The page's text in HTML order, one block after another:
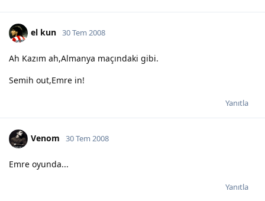
el kun 30 Tem 2008
Ah Kazım ah,Almanya maçındaki gibi.
Semih out,Emre in!
Yanıtla
Venom 30 Tem 2008
Emre oyunda...
Yanıtla